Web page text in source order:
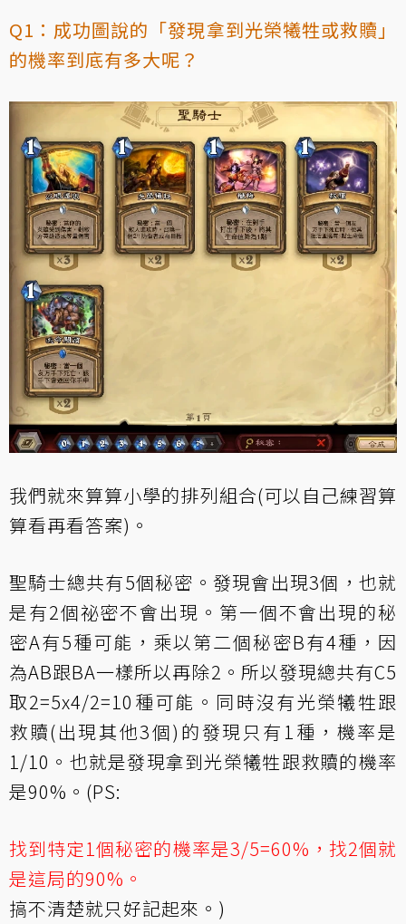
Q1：成功圖說的「發現拿到光榮犧牲或救贖」
的機率到底有多大呢？
我們就來算算小學的排列組合(可以自己練習算
算看再看答案)。
聖騎士總共有5個秘密。發現會出現3個，也就
是有2個祕密不會出現。第一個不會出現的秘
密A有5種可能，乘以第二個秘密B有4種，因
為AB跟BA一樣所以再除2。所以發現總共有C5
取2=5x4/2=10種可能。同時沒有光榮犧牲跟
救贖(出現其他3個)的發現只有1種，機率是
1/10。也就是發現拿到光榮犧牲跟救贖的機率
是90%。(PS:
找到特定1個秘密的機率是3/5=60%，找2個就
是這局的90%。
搞不清楚就只好記起來。)